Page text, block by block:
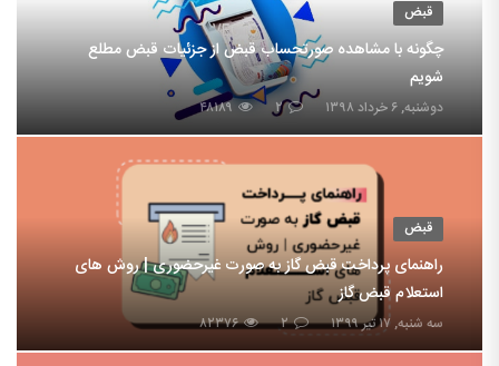
قبض
چگونه با مشاهده صورتحساب قبض از جزئیات قبض مطلع
شویم
دوشنبه, ۶ خرداد ۱۳۹۸ ۲ ۴۸۱۸۹
قبض
راهنمای پرداخت قبض گاز به صورت غیرحضوری | روش های
استعلام قبض گاز
سه شنبه, ۱۷ تیر ۱۳۹۹ ۲ ۸۲۳۷۶